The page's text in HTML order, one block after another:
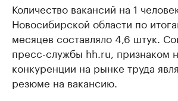
Количество вакансий на 1
Новосибирской области по
месяцев составляло 4,6 штук.
пресс-службы hh.ru, признаком
конкуренции на рынке труда
резюме на вакансию.